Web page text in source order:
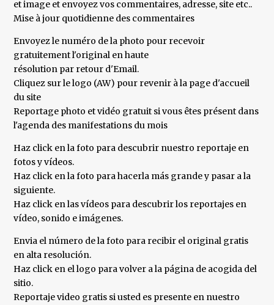
et image et envoyez vos commentaires, adresse, site etc..
Mise à jour quotidienne des commentaires
Envoyez le numéro de la photo pour recevoir
gratuitement l'original en haute
résolution par retour d'Email.
Cliquez sur le logo (AW) pour revenir à la page d'accueil
du site
Reportage photo et vidéo gratuit si vous êtes présent dans
l'agenda des manifestations du mois
Haz click en la foto para descubrir nuestro reportaje en
fotos y vídeos.
Haz click en la foto para hacerla más grande y pasar a la
siguiente.
Haz click en las vídeos para descubrir los reportajes en
vídeo, sonido e imágenes.
Envia el número de la foto para recibir el original gratis
en alta resolución.
Haz click en el logo para volver a la página de acogida del
sitio.
Reportaje video gratis si usted es presente en nuestro